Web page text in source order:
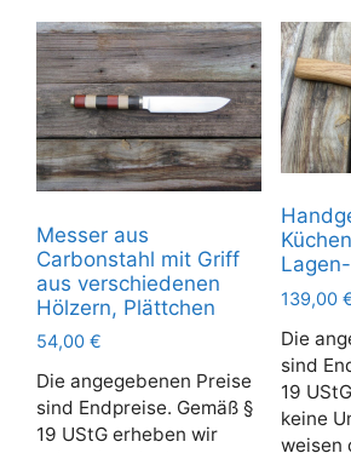
Messer aus
Carbonstahl mit Griff
aus verschiedenen
Hölzern, Plättchen
54,00 €
Die angegebenen Preise
sind Endpreise. Gemäß §
19 UStG erheben wir
139,00
Die
sind
19
keine
weisen